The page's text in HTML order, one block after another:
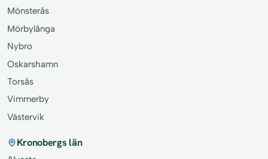
Mönsterås
Mörbylånga
Nybro
Oskarshamn
Torsås
Vimmerby
Västervik
Kronobergs län